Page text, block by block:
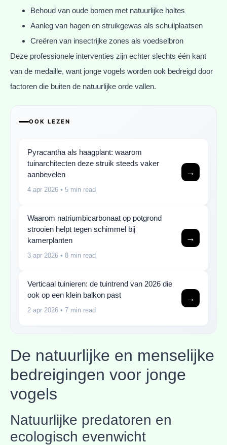
Behoud van oude bomen met natuurlijke holtes
Aanleg van hagen en struikgewas als schuilplaatsen
Creëren van insectrijke zones als voedselbron
Deze professionele interventies zijn echter slechts één kant
van de medaille, want jonge vogels worden ook bedreigd door
factoren die buiten de natuurlijke orde vallen.
OOK LEZEN
Pyracantha als haagplant: waarom
tuinarchitecten deze struik steeds vaker
aanbevelen
4 apr 2026 • 5 min read
→
Waarom natriumbicarbonaat op potgrond
strooien helpt tegen schimmel bij
kamerplanten
3 apr 2026 • 8 min read
→
Verticaal tuinieren: de tuintrend van 2026 die
ook op een klein balkon past
2 apr 2026 • 7 min read
→
De natuurlijke en menselijke
bedreigingen voor jonge
vogels
Natuurlijke predatoren en
ecologisch evenwicht